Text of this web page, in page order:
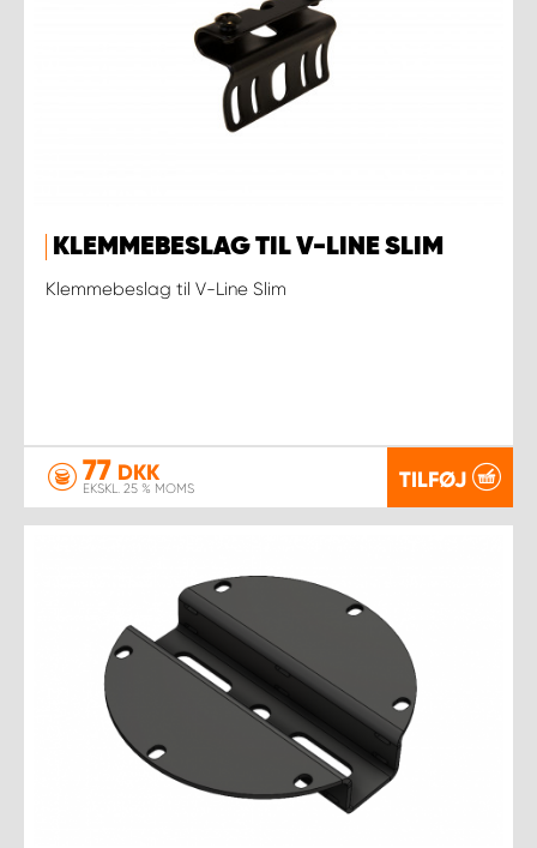
KLEMMEBESLAG TIL V-LINE SLIM
Klemmebeslag til V-Line Slim
77 DKK
EKSKL. 25 % MOMS TILFØJ